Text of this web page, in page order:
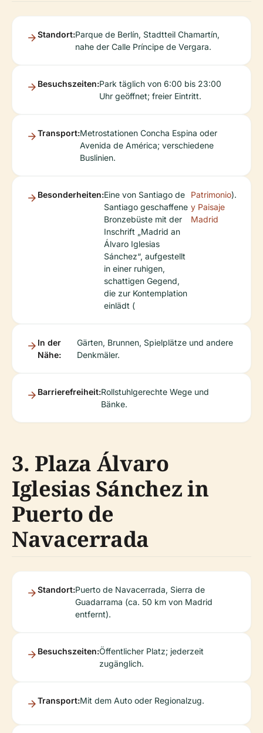
Standort:Parque de Berlín, Stadtteil Chamartín,
nahe der Calle Príncipe de Vergara.
Besuchszeiten:Park täglich von 6:00 bis 23:00
Uhr geöffnet; freier Eintritt.
Transport:Metrostationen Concha Espina oder
Avenida de América; verschiedene
Buslinien.
Besonderheiten:Eine von Santiago de
Santiago geschaffene
Bronzebüste mit der
Inschrift „Madrid an
Álvaro Iglesias
Sánchez“, aufgestellt
in einer ruhigen,
schattigen Gegend,
die zur Kontemplation
einlädt (
Patrimonio
y Paisaje
Madrid
).
In der
Nähe:
Gärten, Brunnen, Spielplätze und andere
Denkmäler.
Barrierefreiheit:Rollstuhlgerechte Wege und
Bänke.
3. Plaza Álvaro
Iglesias Sánchez in
Puerto de
Navacerrada
Standort:Puerto de Navacerrada, Sierra de
Guadarrama (ca. 50 km von Madrid
entfernt).
Besuchszeiten:Öffentlicher Platz; jederzeit
zugänglich.
Transport:Mit dem Auto oder Regionalzug.